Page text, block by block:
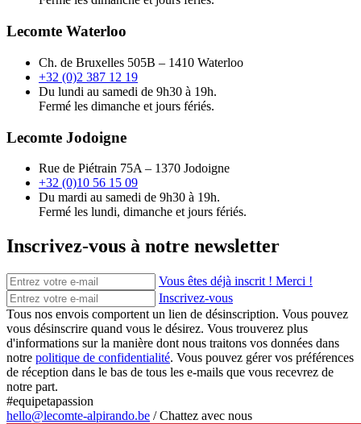
Lecomte Waterloo
Ch. de Bruxelles 505B – 1410 Waterloo
+32 (0)2 387 12 19
Du lundi au samedi de 9h30 à 19h.
Fermé les dimanche et jours fériés.
Lecomte Jodoigne
Rue de Piétrain 75A – 1370 Jodoigne
+32 (0)10 56 15 09
Du mardi au samedi de 9h30 à 19h.
Fermé les lundi, dimanche et jours fériés.
Inscrivez-vous à notre newsletter
Vous êtes déjà inscrit ! Merci !
Inscrivez-vous
Tous nos envois comportent un lien de désinscription. Vous pouvez
vous désinscrire quand vous le désirez. Vous trouverez plus
d'informations sur la manière dont nous traitons vos données dans
notre politique de confidentialité. Vous pouvez gérer vos préférences
de réception dans le bas de tous les e-mails que vous recevrez de
notre part.
#equipetapassion
hello@lecomte-alpirando.be /Chattez avec nous